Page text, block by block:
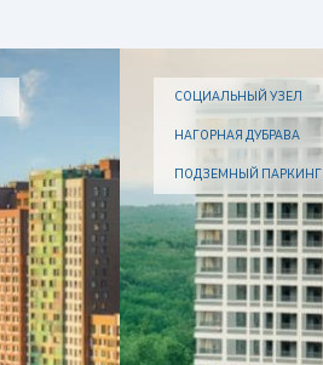
СОЦИАЛЬНЫЙ УЗЕЛ
НАГОРНАЯ ДУБРАВА
ПОДЗЕМНЫЙ ПАРКИНГ